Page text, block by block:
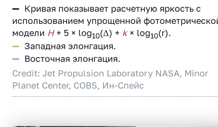
— Кривая показывает расчетную яркость с
использованием упрощенной
модели H+ 5 × log10(Δ) + k× log10(r).
— Западная элонгация.
— Восточная элонгация.
Credit: Jet Propulsion Laboratory NASA, Minor
Planet Center, COBS, Ин-Спейс